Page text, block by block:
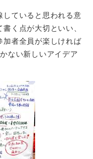
ていると思われる意
く点が大切といい、
加者全員が楽しければ
ない新しいアイデア